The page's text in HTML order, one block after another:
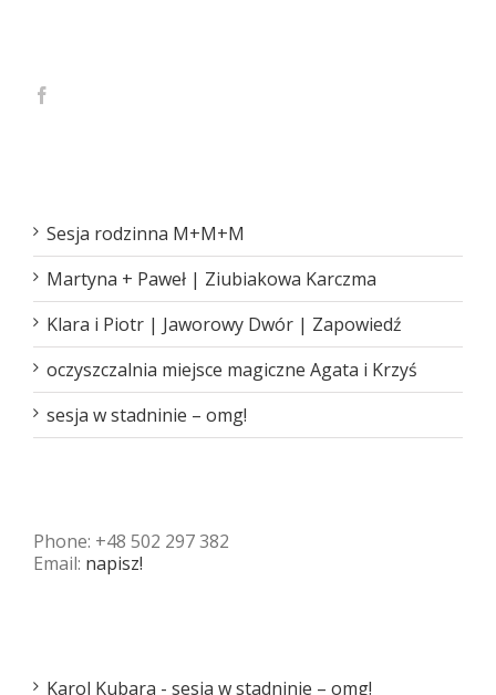
Sesja rodzinna M+M+M
Martyna + Paweł | Ziubiakowa Karczma
Klara i Piotr | Jaworowy Dwór | Zapowiedź
oczyszczalnia miejsce magiczne Agata i Krzyś
sesja w stadninie – omg!
Phone: +48 502 297 382
Email: napisz!
Karol Kubara - sesja w stadninie – omg!